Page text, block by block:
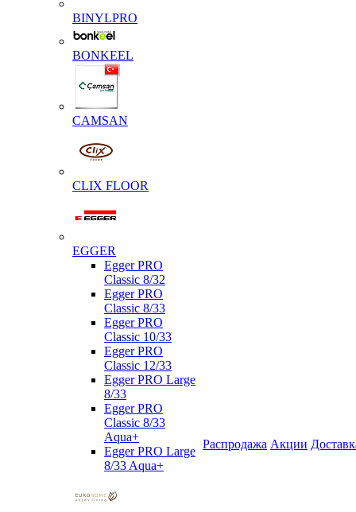
BINYLPRO
BONKEEL
CAMSAN
CLIX FLOOR
EGGER
Egger PRO
Classic 8/32
Egger PRO
Classic 8/33
Egger PRO
Classic 10/33
Egger PRO
Classic 12/33
Egger PRO Large
8/33
Egger PRO
Classic 8/33
Aqua+
Egger PRO Large
8/33 Aqua+
Распродажа Акции